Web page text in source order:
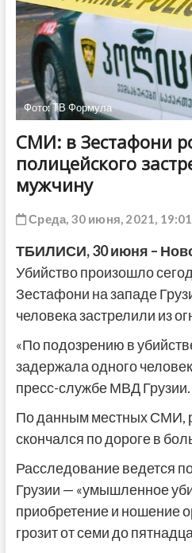
Фото: ТВ Формула
СМИ: в Зестафони
полицейского
мужчину
Среда, 30 июня, 2021, 19:01
ТБИЛИСИ,30 июня –
Убийство произошло
Зестафони на западе
человека застрелили из
«По подозрению в
задержала одного
пресс-службе МВД Грузии.
По данным местных СМИ,
скончался по дороге в
Расследование ведется
Грузии — «умышленное
приобретение и ношение
грозит от семи до